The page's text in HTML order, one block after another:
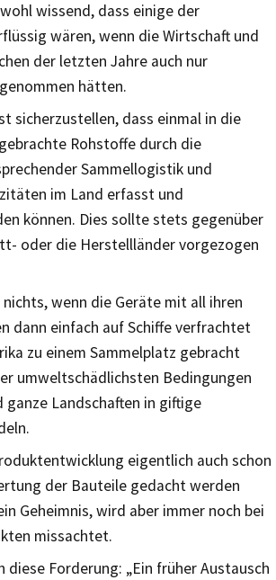
wissend, dass einige der
wären, wenn die Wirtschaft und
der letzten Jahre auch nur
hätten.
sicherzustellen, dass einmal in die
Rohstoffe durch die
Sammellogistik und
im Land erfasst und
können. Dies sollte stets gegenüber
oder die Herstellländer vorgezogen
wenn die Geräte mit all ihren
dann einfach auf Schiffe verfrachtet
zu einem Sammelplatz gebracht
umweltschädlichsten Bedingungen
Landschaften in giftige
eigentlich auch schon
der Bauteile gedacht werden
Geheimnis, wird aber immer noch bei
missachtet.
diese Forderung: „Ein früher Austausch